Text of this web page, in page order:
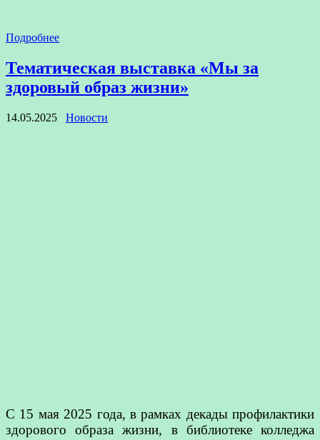
Подробнее
Тематическая выставка «Мы за
здоровый образ жизни»
14.05.2025 Новости
С 15 мая 2025 года, в рамках декады профилактики
здорового образа жизни, в библиотеке колледжа